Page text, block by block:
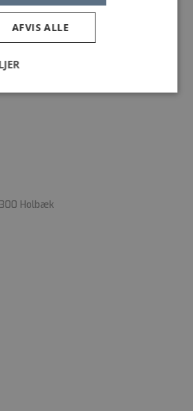
Universitetshospital, Køge og
Universitetshospital
Holbæk
AFVIS ALLE